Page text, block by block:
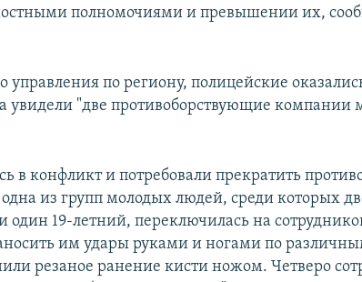
полномочиями и превышении их,
управления по региону, полицейские
увидели "две противоборствующие компании
в конфликт и потребовали прекратить
одна из групп молодых людей, среди которых
один 19-летний, переключилась на
им удары руками и ногами по
резаное ранение кисти ножом. Четверо